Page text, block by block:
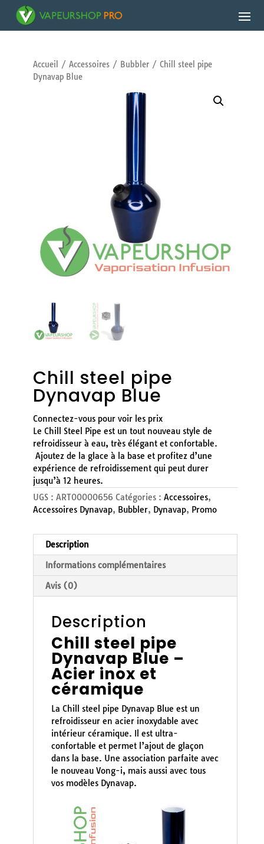
Accueil / Accessoires/ Bubbler/ Chill steel pipe
Dynavap Blue
Chill steel pipe
Dynavap Blue
Connectez-vous pour voir les prix
Le Chill Steel Pipe est un tout nouveau style de
refroidisseur à eau, très élégant et confortable.
Ajoutez de la glace à la base et profitez d’une
expérience de refroidissement qui peut durer
jusqu’à 12 heures.
UGS : ART00000656 Catégories : Accessoires,
Accessoires Dynavap, Bubbler, Dynavap, Promo
Description
Informations complémentaires
Avis (0)
Description
Chill steel pipe
Dynavap Blue –
Acier inox et
céramique
La Chill steel pipe Dynavap Blue est un
refroidisseur en acier inoxydable avec
intérieur céramique. Il est ultra-
confortable et permet l’ajout de glaçon
dans la base. Une association parfaite avec
le nouveau Vong-i, mais aussi avec tous
vos modèles Dynavap.